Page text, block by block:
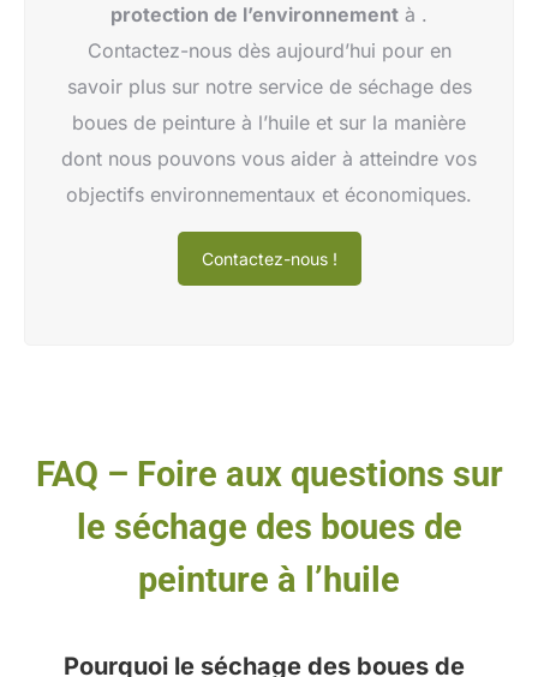
protection de l’environnement à .
Contactez-nous dès aujourd’hui pour en
savoir plus sur notre service de séchage des
boues de peinture à l’huile et sur la manière
dont nous pouvons vous aider à atteindre vos
objectifs environnementaux et économiques.
Contactez-nous !
FAQ – Foire aux questions sur
le séchage des boues de
peinture à l’huile
Pourquoi le séchage des boues de